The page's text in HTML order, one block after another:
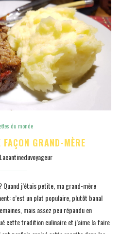
du monde
GRAND-MÈRE
Lacantineduvoyageur
Quand j’étais petite, ma grand-mère
c’est un plat populaire, plutôt banal
mais assez peu répandu en
cette tradition culinaire et j’aime la faire